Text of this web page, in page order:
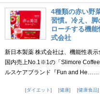
4種類の赤い野
習慣。冷え、
ローチする機
式会社
新日本製薬 株式会社は、機能性表
国内売上No.1※1の「Slimore
ルスケアブランド『Fun and He……
ダイエット
健康 健康食品